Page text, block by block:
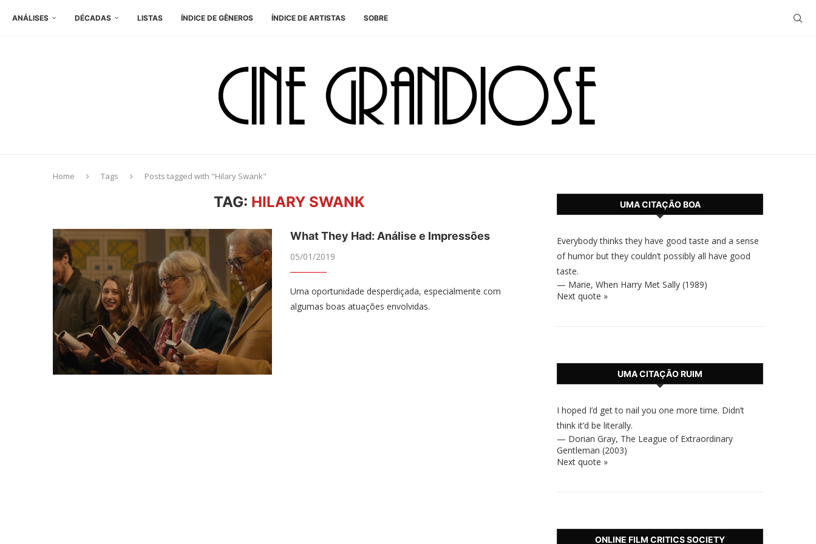
ANÁLISES DÉCADAS LISTAS ÍNDICE DE GÊNEROS ÍNDICE DE ARTISTAS SOBRE
Home Tags Posts tagged with "Hilary Swank"
TAG: HILARY SWANK
What They Had: Análise e Impressões
05/01/2019
Uma oportunidade desperdiçada, especialmente com
algumas boas atuações envolvidas.
UMA CITAÇÃO BOA
Everybody thinks they have good taste and a sense
of humor but they couldn’t possibly all have good
taste.
— Marie, When Harry Met Sally (1989)
Next quote »
UMA CITAÇÃO RUIM
I hoped I’d get to nail you one more time. Didn’t
think it’d be literally.
— Dorian Gray, The League of Extraordinary
Gentleman (2003)
Next quote »
ONLINE FILM CRITICS SOCIETY